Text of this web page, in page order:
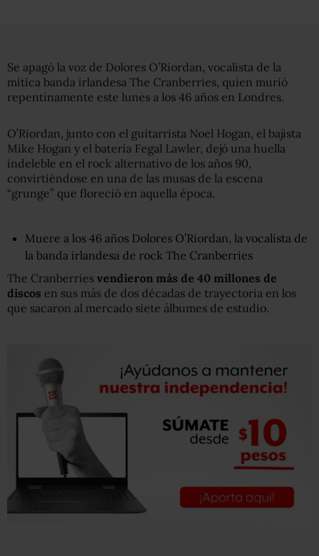
Se apagó la voz de Dolores O’Riordan, vocalista de la
mítica banda irlandesa The Cranberries, quien murió
repentinamente este lunes a los 46 años en Londres.
O’Riordan, junto con el guitarrista Noel Hogan, el bajista
Mike Hogan y el batería Fegal Lawler, dejó una huella
indeleble en el rock alternativo de los años 90,
convirtiéndose en una de las musas de la escena
“grunge” que floreció en aquella época.
Muere a los 46 años Dolores O’Riordan, la vocalista de
la banda irlandesa de rock The Cranberries
The Cranberries vendieron más de 40 millones de
discos en sus más de dos décadas de trayectoria en los
que sacaron al mercado siete álbumes de estudio.